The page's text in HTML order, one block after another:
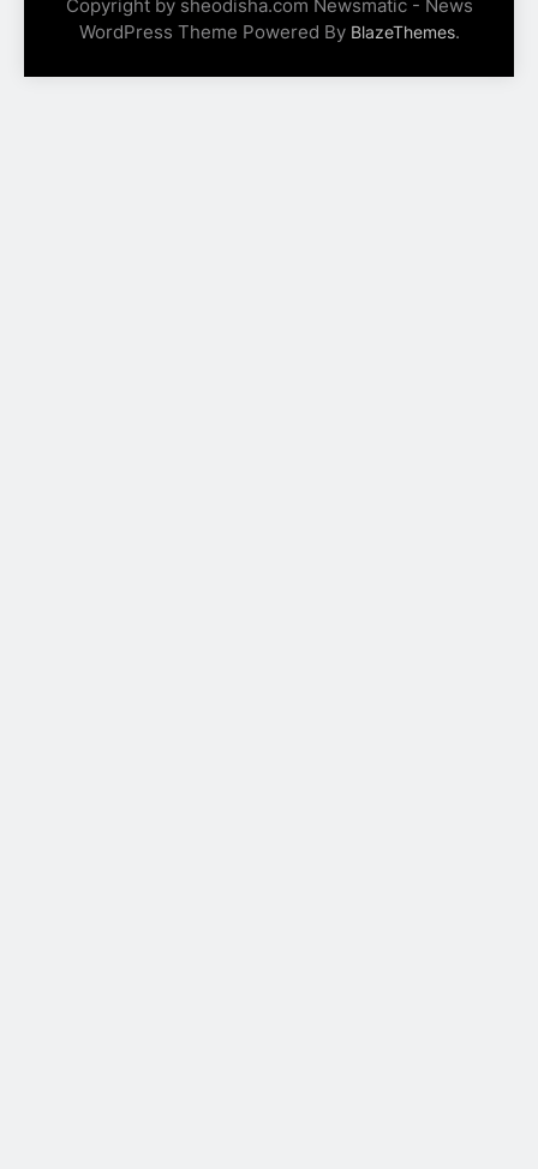
Copyright by sheodisha.com Newsmatic - News
WordPress Theme Powered By BlazeThemes.